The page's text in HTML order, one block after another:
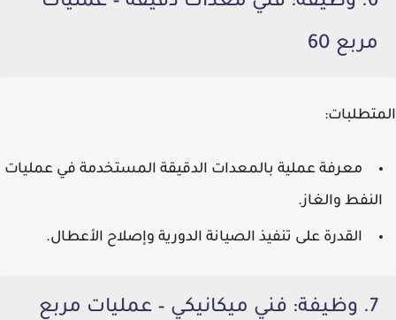
مربع 60
المتطلبات:
معرفة عملية بالمعدات الدقيقة المستخدمة في عمليات
النفط والغاز.
القدرة على تنفيذ الصيانة الدورية وإصلاح الأعطال.
7. وظيفة: فني ميكانيكي – عمليات مربع